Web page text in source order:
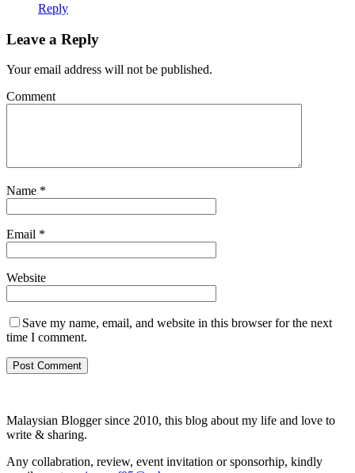
Reply
Leave a Reply
Your email address will not be published.
Comment
Name *
Email *
Website
Save my name, email, and website in this browser for the next
time I comment.
Malaysian Blogger since 2010, this blog about my life and love to
write & sharing.
Any collabration, review, event invitation or sponsorhip, kindly